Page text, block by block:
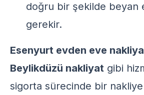
doğru bir şekilde beyan
gerekir.
Esenyurt evden eve
Beylikdüzü nakliyat gibi
sigorta sürecinde bir nakliye